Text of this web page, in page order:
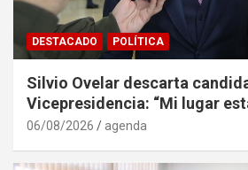
DESTACADO POLÍTICA
Silvio Ovelar descarta
Vicepresidencia: “Mi lugar
06/08/2026 agenda